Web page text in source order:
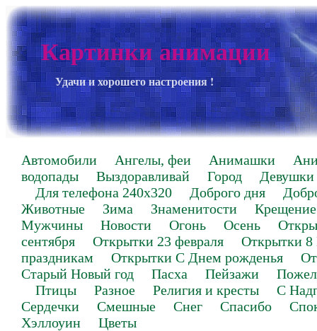
Картинки анимации
Удачи и хорошего настроения !
Автомобили Ангелы, феи Анимашки
водопады
Выздоравливай Город
Девушки
Для телефона 240х320
Доброго дня
Животные
Зима Знаменитости
Крещение
Мужчины
Новости Огонь Осень
сентября
Открытки 23 февраля
Открытки 8
праздникам
Открытки С Днем рожденья
Старый Новый год
Пасха Пейзажи
Птицы
Разное Религия и кресты
С
Сердечки
Смешные Снег Спасибо
Хэллоуин
Цветы